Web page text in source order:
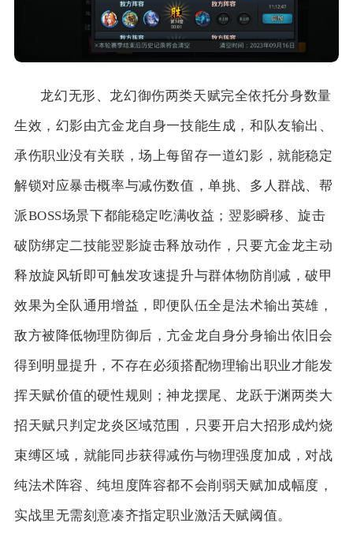
龙幻无形、龙幻御伤两类天赋完全依托分身数量
生效，幻影由亢金龙自身一技能生成，和队友输出、
承伤职业没有关联，场上每留存一道幻影，就能稳定
解锁对应暴击概率与减伤数值，单挑、多人群战、帮
派BOSS场景下都能稳定吃满收益；翌影瞬移、旋击
破防绑定二技能翌影旋击释放动作，只要亢金龙主动
释放旋风斩即可触发攻速提升与群体物防削减，破甲
效果为全队通用增益，即便队伍全是法术输出英雄，
敌方被降低物理防御后，亢金龙自身分身输出依旧会
得到明显提升，不存在必须搭配物理输出职业才能发
挥天赋价值的硬性规则；神龙摆尾、龙跃于渊两类大
招天赋只判定龙炎区域范围，只要开启大招形成灼烧
束缚区域，就能同步获得减伤与物理强度加成，对战
纯法术阵容、纯坦度阵容都不会削弱天赋加成幅度，
实战里无需刻意凑齐指定职业激活天赋阈值。